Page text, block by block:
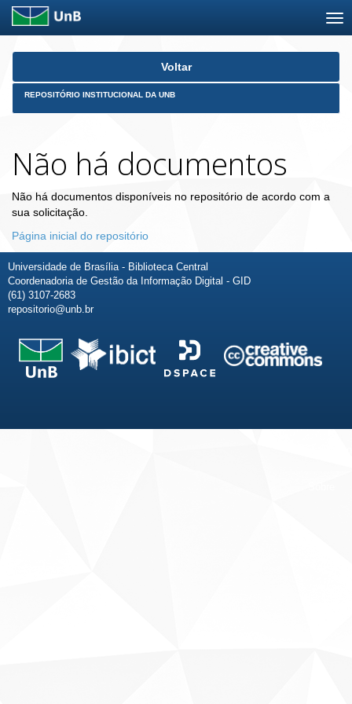
Skip
Voltar
REPOSITÓRIO INSTITUCIONAL DA UNB
Não há documentos
Não há documentos disponíveis no repositório de acordo com a
sua solicitação.
Página inicial do repositório
Universidade de Brasília - Biblioteca Central
Coordenadoria de Gestão da Informação Digital - GID
(61) 3107-2683
repositorio@unb.br